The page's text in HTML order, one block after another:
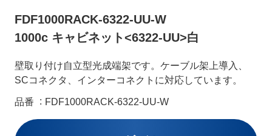
FDF1000RACK-6322-UU-W
1000c キャビネット<6322-UU>白
壁取り付け自立型光成端架です。ケーブル架上導入、
SCコネクタ、インターコネクトに対応しています。
品番 FDF1000RACK-6322-UU-W